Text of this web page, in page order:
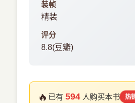
装帧
精装
评分
8.8(豆瓣)
🔥 已有594 人购买本书 热